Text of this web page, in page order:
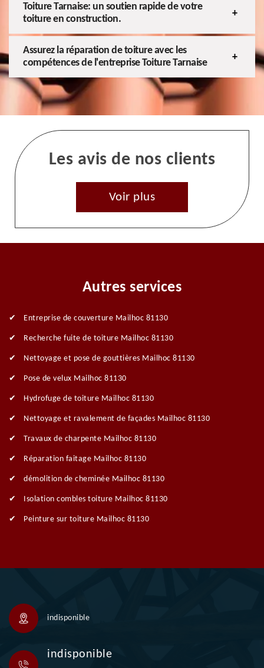
Toiture Tarnaise: un soutien rapide de votre
toiture en construction.
Assurez la réparation de toiture avec les
compétences de l'entreprise Toiture Tarnaise
Les avis de nos clients
Voir plus
Autres services
Entreprise de couverture Mailhoc 81130
Recherche fuite de toiture Mailhoc 81130
Nettoyage et pose de gouttières Mailhoc 81130
Pose de velux Mailhoc 81130
Hydrofuge de toiture Mailhoc 81130
Nettoyage et ravalement de façades Mailhoc 81130
Travaux de charpente Mailhoc 81130
Réparation faitage Mailhoc 81130
démolition de cheminée Mailhoc 81130
Isolation combles toiture Mailhoc 81130
Peinture sur toiture Mailhoc 81130
indisponible
indisponible